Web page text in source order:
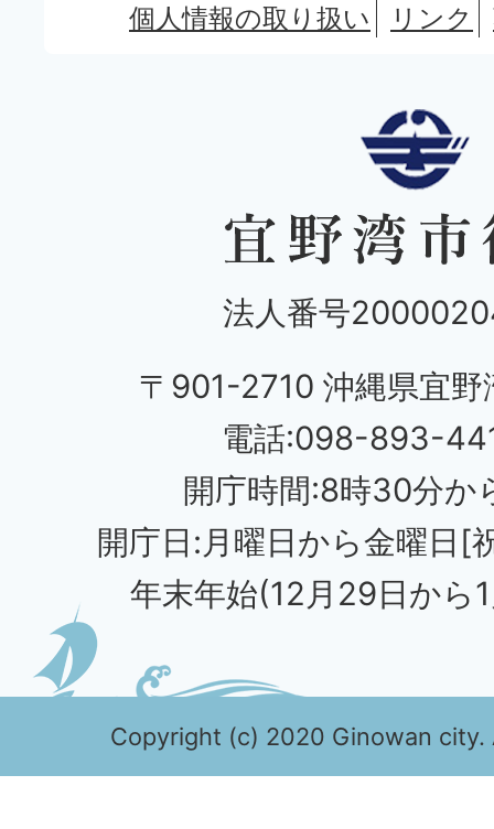
個人情報の取り扱い リンク
法人番号
〒901-2710 沖縄県宜野
電話:098-893-
開庁時間:8時30分か
開庁日:月曜日から金曜日[
年末年始(12月29日から
Copyright (c) 2020 Ginowan city.